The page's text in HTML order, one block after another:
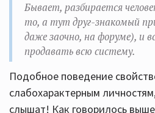
Бывает, разбирается
то, а тут друг-знакомый
даже заочно, на форуме), и
продавать всю систему.
Подобное поведение
слабохарактерным
слышат! Как говорилось